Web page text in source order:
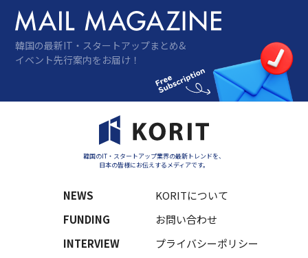
韓国の最新IT・スタートアップまとめ&
イベント先行案内をお届け！
韓国のIT・スタートアップ業界の最新トレンドを、
日本の皆様にお伝えするメディアです。
NEWS
FUNDING
INTERVIEW
KORITについて
お問い合わせ
プライバシーポリシー